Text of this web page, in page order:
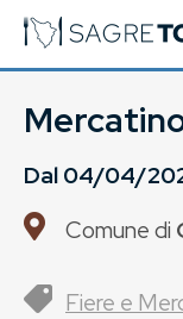
Dal04/04/
Comune di
Fiere e